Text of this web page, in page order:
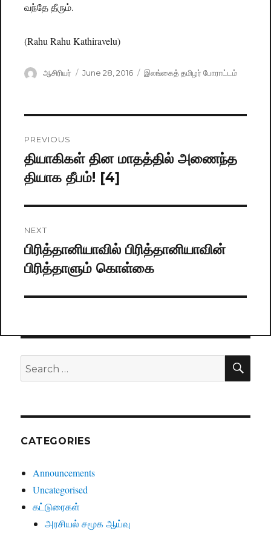
வந்தே தீரும்.
(Rahu Rahu Kathiravelu)
Author
ஆசிரியர்
Posted
June 28, 2016 Categories
இலங்கைத் தமிழர் போராட்டம்
navigation
PREVIOUS
Previous
post:
தியாகிகள் தின மாதத்தில் அணைந்த
தியாக தீபம்! [4]
NEXT
Next
post:
பிரித்தானியாவில் பிரித்தானியாவின்
பிரித்தாளும் கொள்கை
Search
for:
CATEGORIES
Announcements
Uncategorised
கட்டுரைகள்
அரசியல் சமூக ஆய்வு